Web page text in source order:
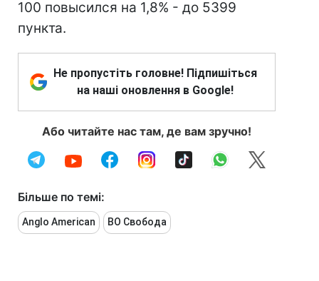
100 повысился на 1,8% - до 5399
пункта.
Не пропустіть головне! Підпишіться
на наші оновлення в Google!
Або читайте нас там, де вам зручно!
Більше по темі:
Anglo American ВО Свобода